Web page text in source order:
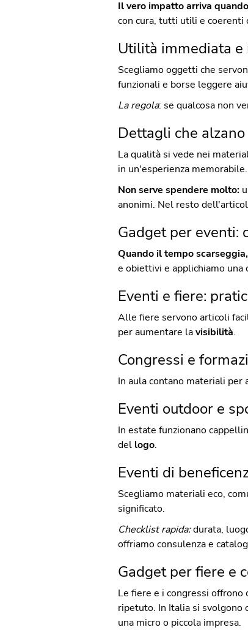
Il vero impatto arriva
con cura, tutti utili e coerenti
Utilità immediata
Scegliamo oggetti che
funzionali e borse leggere
La regola: se qualcosa non
Dettagli che
La qualità si vede nei
in un'esperienza memorabile.
Non serve spendere molto:
anonimi. Nel resto
Gadget per eventi:
Quando il tempo
e obiettivi e applichiamo una
Eventi e fiere:
Alle fiere servono articoli
per aumentare la visibilità.
Congressi e
In aula contano materiali
Eventi outdoor e
In estate funzionano
del logo.
Eventi di
Scegliamo materiali eco,
significato.
Checklist rapida: durata,
offriamo consulenza e
Gadget per fiere e
Le fiere e i congressi
ripetuto. In Italia si svolgono
una micro o piccola impresa.